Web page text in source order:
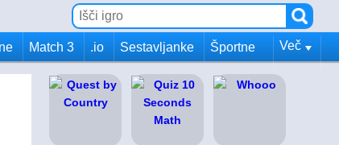
Match 3 .io Sestavljanke Športne Več